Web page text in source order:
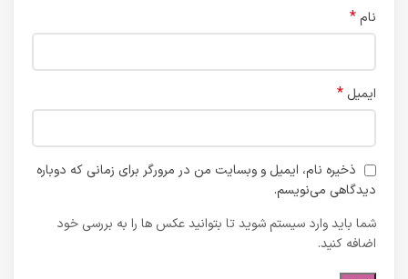
نام *
ایمیل *
ذخیره نام، ایمیل و وبسایت من در مرورگر برای زمانی که دوباره
دیدگاهی می‌نویسم.
شما باید وارد سیستم شوید تا بتوانید عکس ها را به بررسی خود
اضافه کنید.